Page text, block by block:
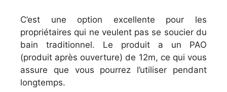
C’est une option excellente pour les
propriétaires qui ne veulent pas se soucier du
bain traditionnel. Le produit a un PAO
(produit après ouverture) de 12m, ce qui vous
assure que vous pourrez l’utiliser pendant
longtemps.